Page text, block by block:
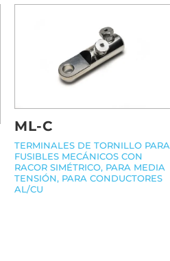
ML-C
TERMINALES DE TORNILLO PARA
FUSIBLES MECÁNICOS CON
RACOR SIMÉTRICO, PARA MEDIA
TENSIÓN, PARA CONDUCTORES
AL/CU